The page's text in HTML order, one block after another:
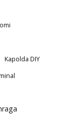
Kapolda DIY